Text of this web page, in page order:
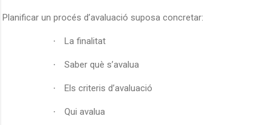
Planificar un procés d’avaluació suposa concretar:
· La finalitat
· Saber què s’avalua
· Els criteris d’avaluació
· Qui avalua